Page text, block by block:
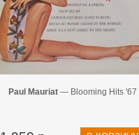
Paul Mauriat— Blooming Hits '67